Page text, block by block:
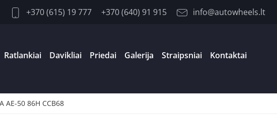
+370 (615) 19 777 +370 (640) 91 915 info@autowheels.lt
Ratlankiai Davikliai Priedai Galerija Straipsniai Kontaktai
AE-50 86H CCB68